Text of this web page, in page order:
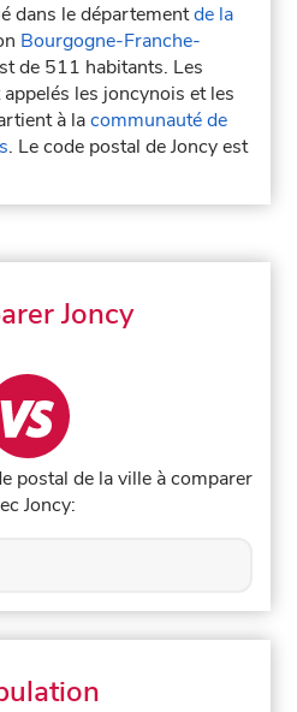
dans le départementde la
Bourgogne-Franche-
de 511 habitants. Les
les joncynois et les
à lacommunauté de
. Le code postal de Joncy est
Joncy
postal de la ville à comparer
Joncy: